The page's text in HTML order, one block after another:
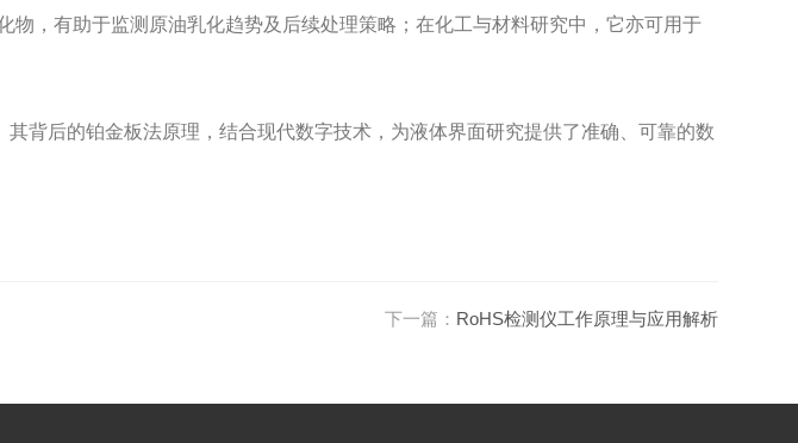
，有助于监测原油乳化趋势及后续处理策略；在化工与材料研究中，它亦可用于
背后的铂金板法原理，结合现代数字技术，为液体界面研究提供了准确、可靠的数
下一篇： RoHS检测仪工作原理与应用解析